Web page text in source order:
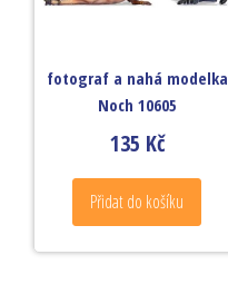
fotograf a nahá modelka
Noch 10605
135 Kč
Přidat do košíku